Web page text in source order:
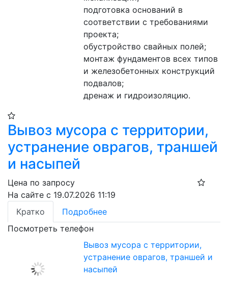
подготовка оснований в
соответствии с требованиями
проекта;
обустройство свайных полей;
монтаж фундаментов всех типов
и железобетонных конструкций
подвалов;
дренаж и гидроизоляцию.
Вывоз мусора с территории,
устранение оврагов, траншей
и насыпей
Цена по запросу
На сайте с 19.07.2026 11:19
Кратко
Подробнее
Посмотреть телефон
Вывоз мусора с территории,
устранение оврагов, траншей и
насыпей